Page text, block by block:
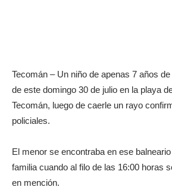
Tecomán – Un niño de apenas 7 años
de este domingo 30 de julio en la playa
Tecomán, luego de caerle un rayo
policiales.
El menor se encontraba en ese
familia cuando al filo de las 16:00 horas
en mención.